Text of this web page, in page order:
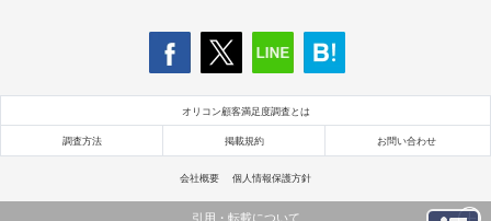
オリコン顧客満足度調査とは
調査方法 掲載規約 お問い合わせ
会社概要 個人情報保護方針
引用・転載について